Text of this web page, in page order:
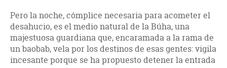
Pero la noche, cómplice necesaria para acometer el
desa­hu­cio, es el medio natural de la Búha, una
majestuosa guardiana que, encaramada a la rama de
un baobab, vela por los destinos de esas gentes: vigila
incesante porque se ha propuesto detener la entrada